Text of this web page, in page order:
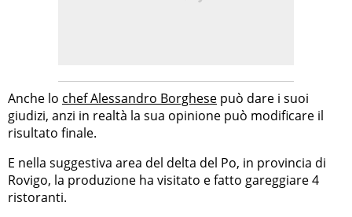
Anche lo chef Alessandro Borghese può dare i suoi
giudizi, anzi in realtà la sua opinione può modificare il
risultato finale.
E nella suggestiva area del delta del Po, in provincia di
Rovigo, la produzione ha visitato e fatto gareggiare 4
ristoranti.